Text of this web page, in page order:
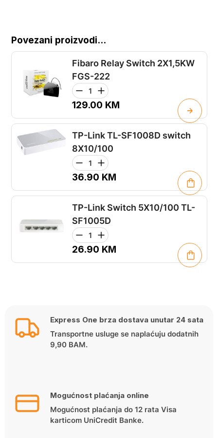
Povezani proizvodi...
Fibaro Relay Switch 2X1,5KW
FGS-222
129.00 KM
TP-Link TL-SF1008D switch
8X10/100
36.90 KM
TP-Link Switch 5X10/100 TL-
SF1005D
26.90 KM
Express One brza dostava unutar 24 sata
Transportne usluge se naplaćuju dodatnih
9,90 BAM.
Mogućnost plaćanja online
Mogućnost plaćanja do 12 rata Visa
karticom UniCredit Banke.